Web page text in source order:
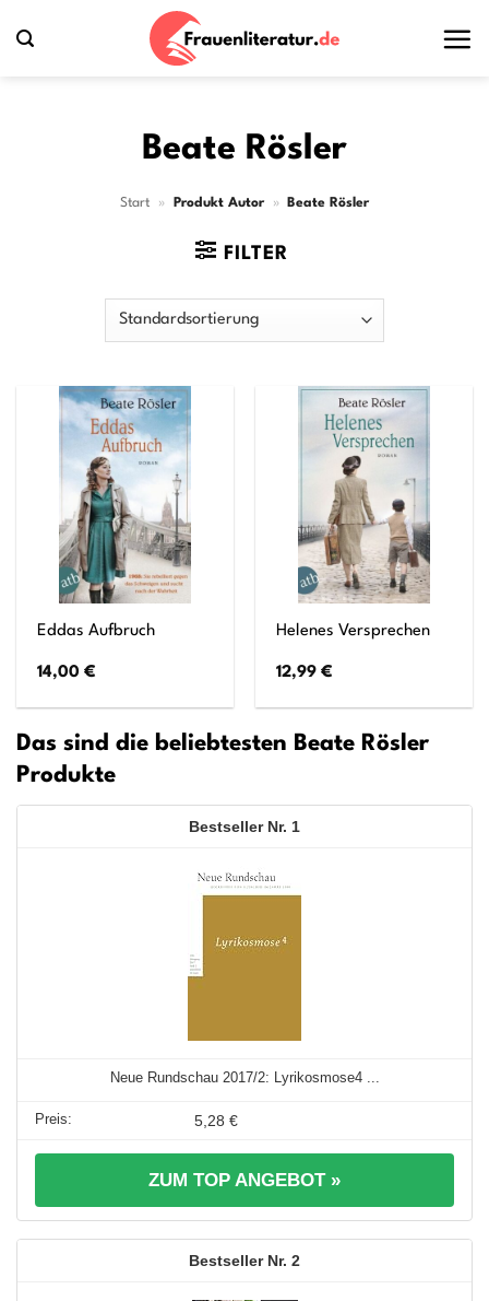
Inhalt
Beate Rösler
Start » Produkt Autor » Beate Rösler
FILTER
Eddas Aufbruch
14,00€
Helenes Versprechen
12,99€
Das sind die beliebtesten Beate Rösler
Produkte
1
Neue Rundschau 2017/2: Lyrikosmose4 ...
5,28 €
ZUM TOP ANGEBOT »
2